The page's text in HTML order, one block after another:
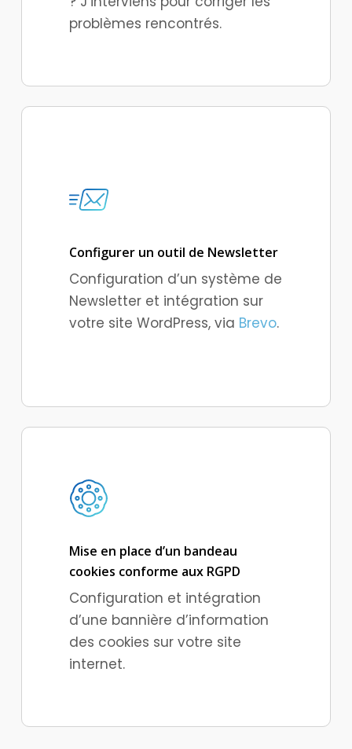
problèmes rencontrés.
Configurer un outil de Newsletter
Configuration d’un système de
Newsletter et intégration sur
votre site WordPress, via Brevo.
Mise en place d’un bandeau
cookies conforme aux RGPD
Configuration et intégration
d’une bannière d’information
des cookies sur votre site
internet.